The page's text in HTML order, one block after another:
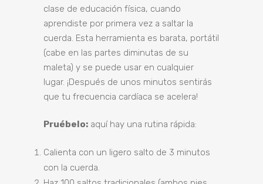
clase de educación física, cuando
aprendiste por primera vez a saltar la
cuerda. Esta herramienta es barata, portátil
(cabe en las partes diminutas de su
maleta) y se puede usar en cualquier
lugar. ¡Después de unos minutos sentirás
que tu frecuencia cardíaca se acelera!
Pruébelo: aquí hay una rutina rápida:
Calienta con un ligero salto de 3 minutos
con la cuerda.